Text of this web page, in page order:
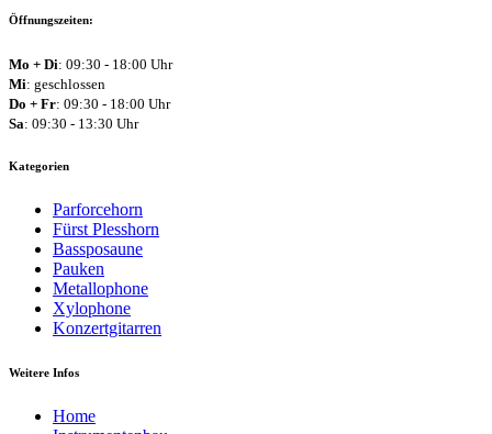
Öffnungszeiten:
Mo + Di: 09:30 - 18:00 Uhr
Mi: geschlossen
Do + Fr: 09:30 - 18:00 Uhr
Sa: 09:30 - 13:30 Uhr
Kategorien
Parforcehorn
Fürst Plesshorn
Bassposaune
Pauken
Metallophone
Xylophone
Konzertgitarren
Weitere Infos
Home